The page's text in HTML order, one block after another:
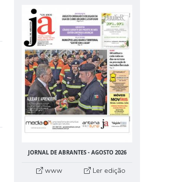
JORNAL DE ABRANTES - AGOSTO 2026
www Ler edição